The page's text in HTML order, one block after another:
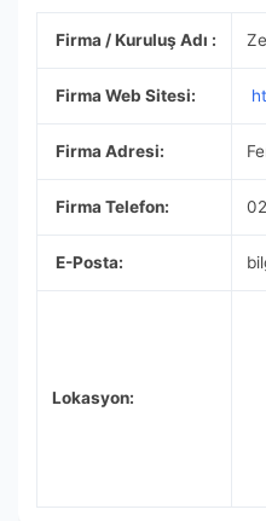
Firma / Kuruluş Adı :
Firma Web Sitesi:
Firma Adresi:
Firma Telefon:
E-Posta:
Lokasyon: